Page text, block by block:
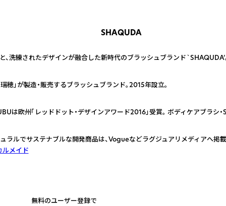
SHAQUDA
洗練されたデザインが融合した新時代のブラッシュブランド`SHAQUDA’
穂」が製造・販売するブラッシュブランド。2015年設立。
は欧州「レッドドット・デザインアワード2016」受賞。 ボディケアブラシ
ラルでサステナブルな開発商品は、Vogueなどラグジュアリメディアへ掲載
ルメイド
無料のユーザー登録で